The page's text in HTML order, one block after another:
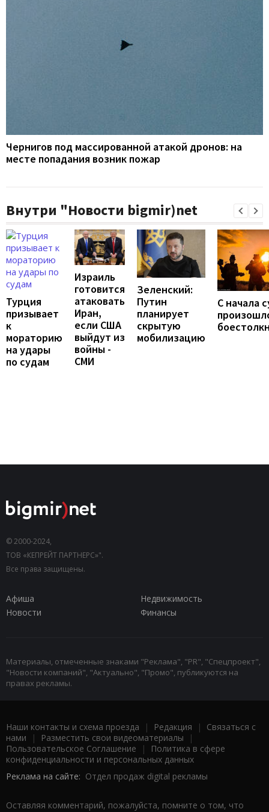
Чернигов под массированной атакой дронов: на
месте попадания возник пожар
Внутри "Новости bigmir)net
Турция
призывает
к
мораторию
на удары
по судам
Израиль
готовится
атаковать
Иран,
если США
выйдут из
войны -
СМИ
Зеленский:
Путин
планирует
скрытую
мобилизацию
С начала
© 2000-2024,
ТОВ «КЕПРЕЙТ ПАРТНЕРС»".
Все права защищены.
Афиша
Недвижимость
Новости
Финансы
Материалы, отмеченные знаками "Реклама", "PR", "Спецпроект",
"Новости компаний", "Актуально", "Промо", публикуются на
правах рекламы.
Наши контакты и схема проезда | Редакция | Связаться с
нами | Разместить свои видеоматериалы |
Пользовательское Соглашение |
Политика в сфере
конфиденциальности и персональных данных
Реклама на сайте: Отдел продаж digital рекламы
Оставляя комментарий, пожалуйста, помните о том, что